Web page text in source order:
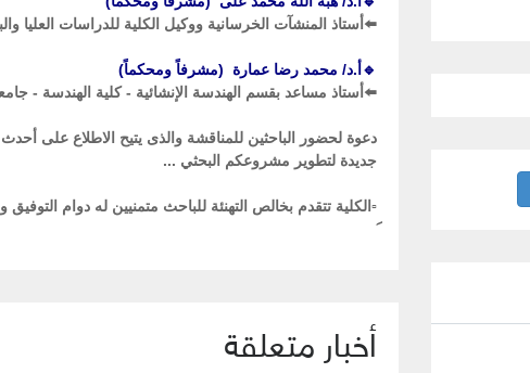
⬅️أستاذ المنشآت الخرسانية ووكيل الكلية للدراسات العليا
🔹أ.د/ محمد رضا عمارة (مشرفاً ومحكماً)
⬅️أستاذ مساعد بقسم الهندسة الإنشائية - كلية الهندسة -
دعوة لحضور الباحثين للمناقشة والذى يتيح الاطلاع على
جديدة لتطوير مشروعكم البحثي ...
▫️الكلية تتقدم بخالص التهنئة للباحث متمنيين له دوام التوفيق
أخبار متعلقة